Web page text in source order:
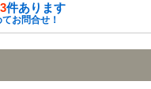
件あります
お問合せ！